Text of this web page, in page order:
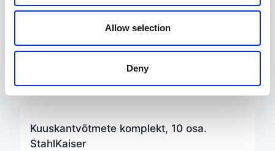
Allow selection
Deny
Kuuskantvõtmete komplekt, 10 osa.
StahlKaiser